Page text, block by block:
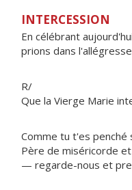
INTERCESSION
En célébrant
prions dans
R/
Que la Vierge Marie
Comme tu t'es
Père de miséricorde
— regarde-nous et